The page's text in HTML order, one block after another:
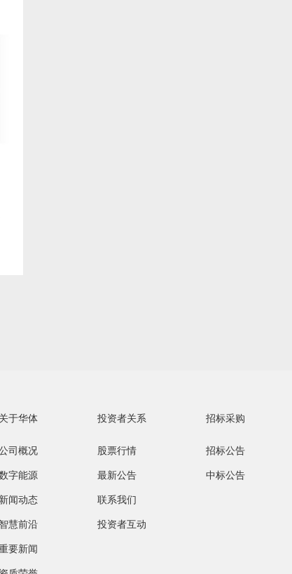
· 华体资质
关于华体
司概况
字能源
新闻动态
智慧前沿
要新闻
投资者关系
股票行情
最新公告
联系我们
投资者互动
招标采购
招标公告
中标公告